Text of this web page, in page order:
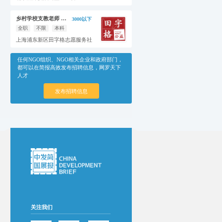
乡村学校支教老师 （贵州-遵义正安县）
3000以下
全职
不限 本科
上海浦东新区田字格志愿服务社
任何NGO组织、NGO相关企业和政府部门，
都可以在简报高效发布招聘信息，网罗天下
人才
发布招聘信息
关注我们